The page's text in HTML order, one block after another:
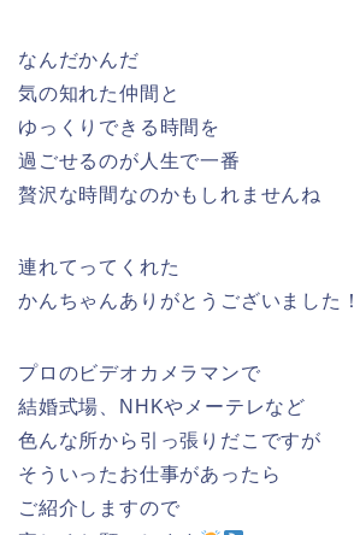
なんだかんだ
気の知れた仲間と
ゆっくりできる時間を
過ごせるのが人生で一番
贅沢な時間なのかもしれませんね
連れてってくれた
かんちゃんありがとうございました！
プロのビデオカメラマンで
結婚式場、NHKやメーテレなど
色んな所から引っ張りだこですが
そういったお仕事があったら
ご紹介しますので